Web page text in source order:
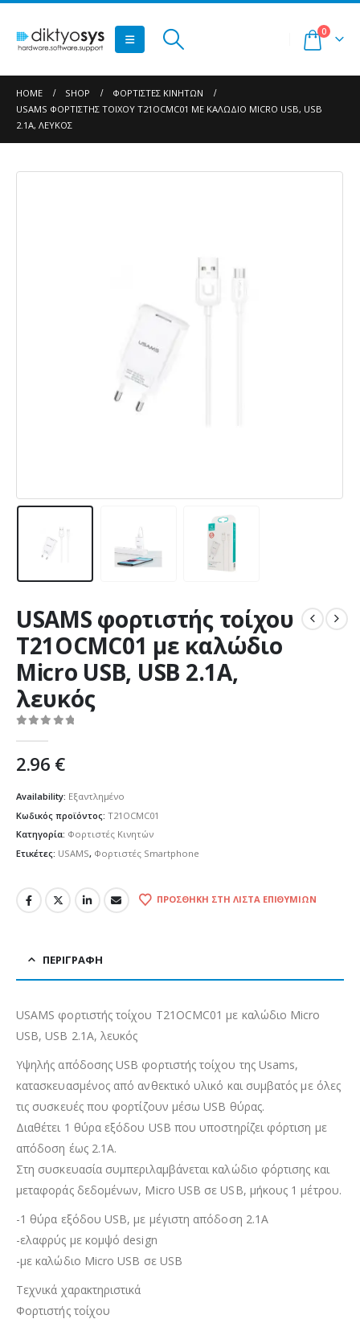
0
HOME SHOP
ΦΟΡΤΙΣΤΈΣ ΚΙΝΗΤΏΝ
USAMS ΦΟΡΤΙΣΤΉΣ ΤΟΊΧΟΥ T21OCMC01 ΜΕ ΚΑΛΏΔΙΟ MICRO USB, USB
2.1A, ΛΕΥΚΌΣ
USAMS φορτιστής τοίχου
T21OCMC01 με καλώδιο
Micro USB, USB 2.1A,
λευκός
2.96 €
Availability: Εξαντλημένο
Κωδικός προϊόντος: T21OCMC01
Κατηγορία: Φορτιστές Κινητών
Ετικέτες: USAMS, Φορτιστές Smartphone
ΠΡΟΣΘΉΚΗ ΣΤΗ ΛΊΣΤΑ ΕΠΙΘΥΜΙΏΝ
ΠΕΡΙΓΡΑΦΉ
USAMS φορτιστής τοίχου T21OCMC01 με καλώδιο Micro
USB, USB 2.1A, λευκός
Υψηλής απόδοσης USB φορτιστής τοίχου της Usams,
κατασκευασμένος από ανθεκτικό υλικό και συμβατός με όλες
τις συσκευές που φορτίζουν μέσω USB θύρας.
Διαθέτει 1 θύρα εξόδου USB που υποστηρίζει φόρτιση με
απόδοση έως 2.1A.
Στη συσκευασία συμπεριλαμβάνεται καλώδιο φόρτισης και
μεταφοράς δεδομένων, Micro USB σε USB, μήκους 1 μέτρου.
-1 θύρα εξόδου USB, με μέγιστη απόδοση 2.1A
-ελαφρύς με κομψό design
-με καλώδιο Micro USB σε USB
Τεχνικά χαρακτηριστικά
Φορτιστής τοίχου